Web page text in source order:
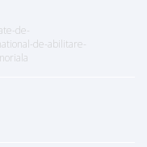
de-
de-abilitare-